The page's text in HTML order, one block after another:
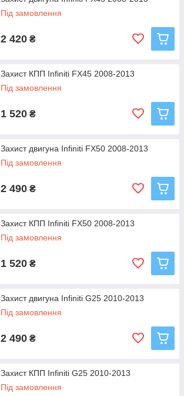
Під замовлення
2 420 ₴
Захист КПП Infiniti FX45 2008-2013
Під замовлення
1 520 ₴
Захист двигуна Infiniti FX50 2008-2013
Під замовлення
2 490 ₴
Захист КПП Infiniti FX50 2008-2013
Під замовлення
1 520 ₴
Захист двигуна Infiniti G25 2010-2013
Під замовлення
2 490 ₴
Захист КПП Infiniti G25 2010-2013
Під замовлення